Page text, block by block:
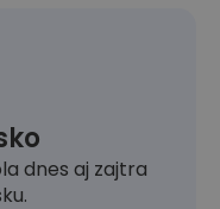
dnes aj zajtra